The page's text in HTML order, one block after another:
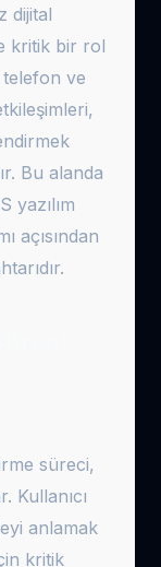
dijital
kritik bir rol
telefon ve
Bu alanda
yazılım
açısından
süreci,
Kullanıcı
anlamak
kritik